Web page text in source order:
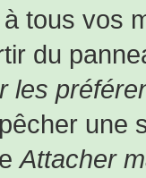
tous vos
du
les
une
Attacher